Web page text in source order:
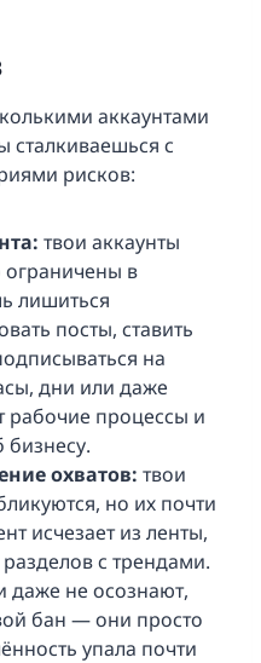
аккаунтами
сталкиваешься с
рисков:
твои аккаунты
ограничены в
лишиться
посты, ставить
на
дни или даже
рабочие процессы и
охватов: твои
но их почти
исчезает из ленты,
с трендами.
даже не осознают,
бан — они просто
упала почти